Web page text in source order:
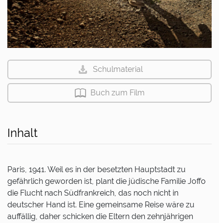
Schulmaterial
Buch zum Film
Inhalt
Paris, 1941. Weil es in der besetzten Hauptstadt zu
gefährlich geworden ist, plant die jüdische Familie Joffo
die Flucht nach Südfrankreich, das noch nicht in
deutscher Hand ist. Eine gemeinsame Reise wäre zu
auffällig, daher schicken die Eltern den zehnjährigen